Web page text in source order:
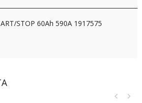
STOP 60Ah 590A 1917575